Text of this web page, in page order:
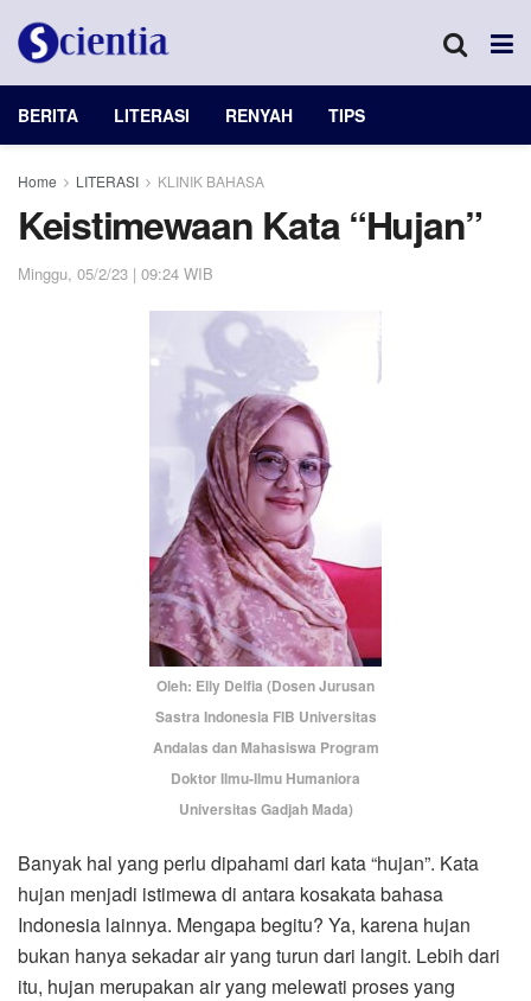
BERITA LITERASI RENYAH TIPS
Home LITERASI KLINIK BAHASA
Keistimewaan Kata “Hujan”
Minggu, 05/2/23 | 09:24 WIB
Oleh: Elly Delfia (Dosen Jurusan
Sastra Indonesia FIB Universitas
Andalas dan Mahasiswa Program
Doktor Ilmu-Ilmu Humaniora
Universitas Gadjah Mada)
Banyak hal yang perlu dipahami dari kata “hujan”. Kata
hujan menjadi istimewa di antara kosakata bahasa
Indonesia lainnya. Mengapa begitu? Ya, karena hujan
bukan hanya sekadar air yang turun dari langit. Lebih dari
itu, hujan merupakan air yang melewati proses yang